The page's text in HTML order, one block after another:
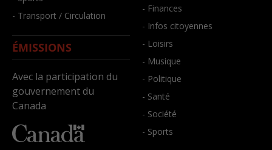
- Transport / Circulation
ÉMISSIONS
Avec la participation du
gouvernement du
Canada
- Finances
- Infos citoyennes
- Loisirs
- Musique
- Politique
- Santé
- Société
- Sports